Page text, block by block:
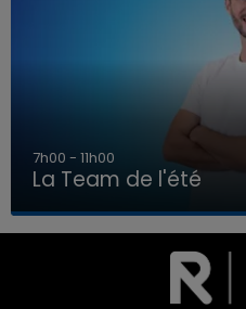
LA TEAM DE L'ÉTÉ
7h00 - 11h00
La Team de l'été